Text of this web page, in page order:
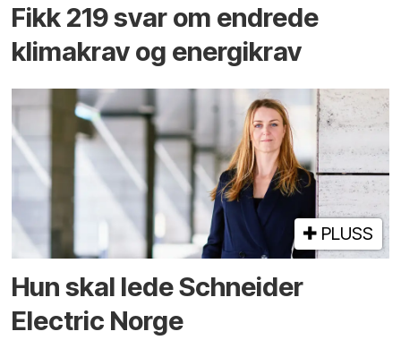
Fikk 219 svar om endrede
klimakrav og energikrav
PLUSS
Hun skal lede Schneider
Electric Norge